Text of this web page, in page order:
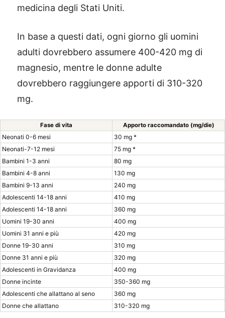
medicina degli Stati Uniti.
In base a questi dati, ogni giorno gli uomini
adulti dovrebbero assumere 400-420 mg di
magnesio, mentre le donne adulte
dovrebbero raggiungere apporti di 310-320
mg.
Fase di vita Apporto raccomandato (mg/die)
Neonati 0-6 mesi
30 mg *
Neonati-7-12 mesi
75 mg *
Bambini 1-3 anni
80 mg
Bambini 4-8 anni
130 mg
Bambini 9-13 anni
240 mg
Adolescenti 14-18 anni
410 mg
Adolescenti 14-18 anni
360 mg
Uomini 19-30 anni
400 mg
Uomini 31 anni e più
420 mg
Donne 19-30 anni
310 mg
Donne 31 anni e più
320 mg
Adolescenti in Gravidanza
400 mg
Donne incinte
350-360 mg
Adolescenti che allattano al seno
360 mg
Donne che allattano
310-320 mg